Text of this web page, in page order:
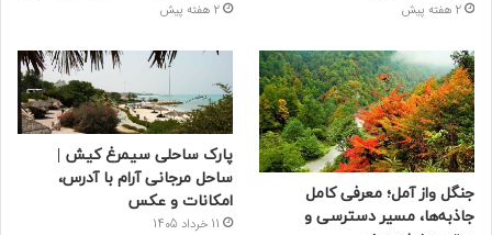
2 هفته پیش 2 هفته پیش
جنگل واز آمل؛ معرفی کامل
جاذبه‌ها، مسیر دسترسی و
پارک ساحلی سیمرغ کیش |
ساحل مرجانی آرام با آدرس،
امکانات و عکس
11 خرداد 1405